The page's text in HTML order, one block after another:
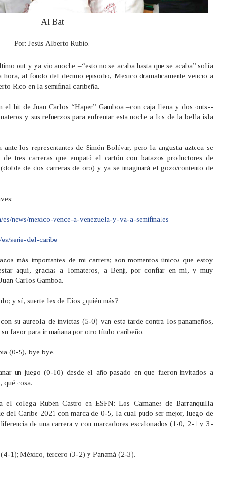
Al Bat
Por: Jesús Alberto Rubio.
out y ya vio anoche –“esto no se acaba hasta que se acaba” solía
al fondo del décimo episodio, México dramáticamente venció a
Rico en la semifinal caribeña.
el hit de Juan Carlos “Haper” Gamboa –con caja llena y dos outs--
y sus refuerzos para enfrentar esta noche a los de la bella isla
ante los representantes de Simón Bolívar, pero la angustia azteca se
tres carreras que empató el cartón con batazos productores de
de dos carreras de oro) y ya se imaginará el gozo/contento de
es/news/mexico-vence-a-venezuela-y-va-a-semifinales
serie-del-caribe
más importantes de mi carrera; son momentos únicos que estoy
aquí, gracias a Tomateros, a Benji, por confiar en mí, y muy
Carlos Gamboa.
y sí, suerte les de Dios ¿quién más?
su aureola de invictas (5-0) van esta tarde contra los panameños,
favor para ir mañana por otro título caribeño.
(0-5), bye bye.
un juego (0-10) desde el año pasado en que fueron invitados a
qué cosa.
el colega Rubén Castro en ESPN: Los Caimanes de Barranquilla
del Caribe 2021 con marca de 0-5, la cual pudo ser mejor, luego de
de una carrera y con marcadores escalonados (1-0, 2-1 y 3-
1); México, tercero (3-2) y Panamá (2-3).